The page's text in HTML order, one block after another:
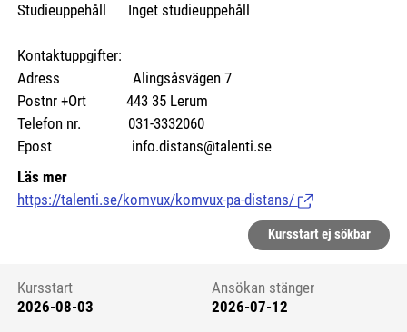
Studieuppehåll Inget studieuppehåll
Kontaktuppgifter:
Adress Alingsåsvägen 7
Postnr +Ort 443 35 Lerum
Telefon nr. 031-3332060
Epost info.distans@talenti.se
Läs mer
https://talenti.se/komvux/komvux-pa-distans/ (Länk till extern
Kursstart ej sökbar
Kursstart 6247665
Kursstart
2026-08-03
Ansökan stänger
2026-07-12